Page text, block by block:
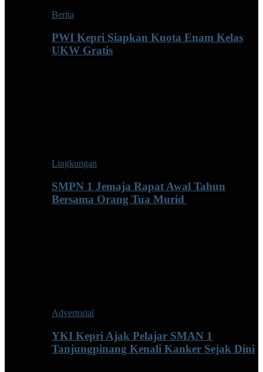
Berita
PWI Kepri Siapkan Kuota Enam Kelas
UKW Gratis
Lingkungan
SMPN 1 Jemaja Rapat Awal Tahun
Bersama Orang Tua Murid ‎
Advertorial
YKI Kepri Ajak Pelajar SMAN 1
Tanjungpinang Kenali Kanker Sejak Dini